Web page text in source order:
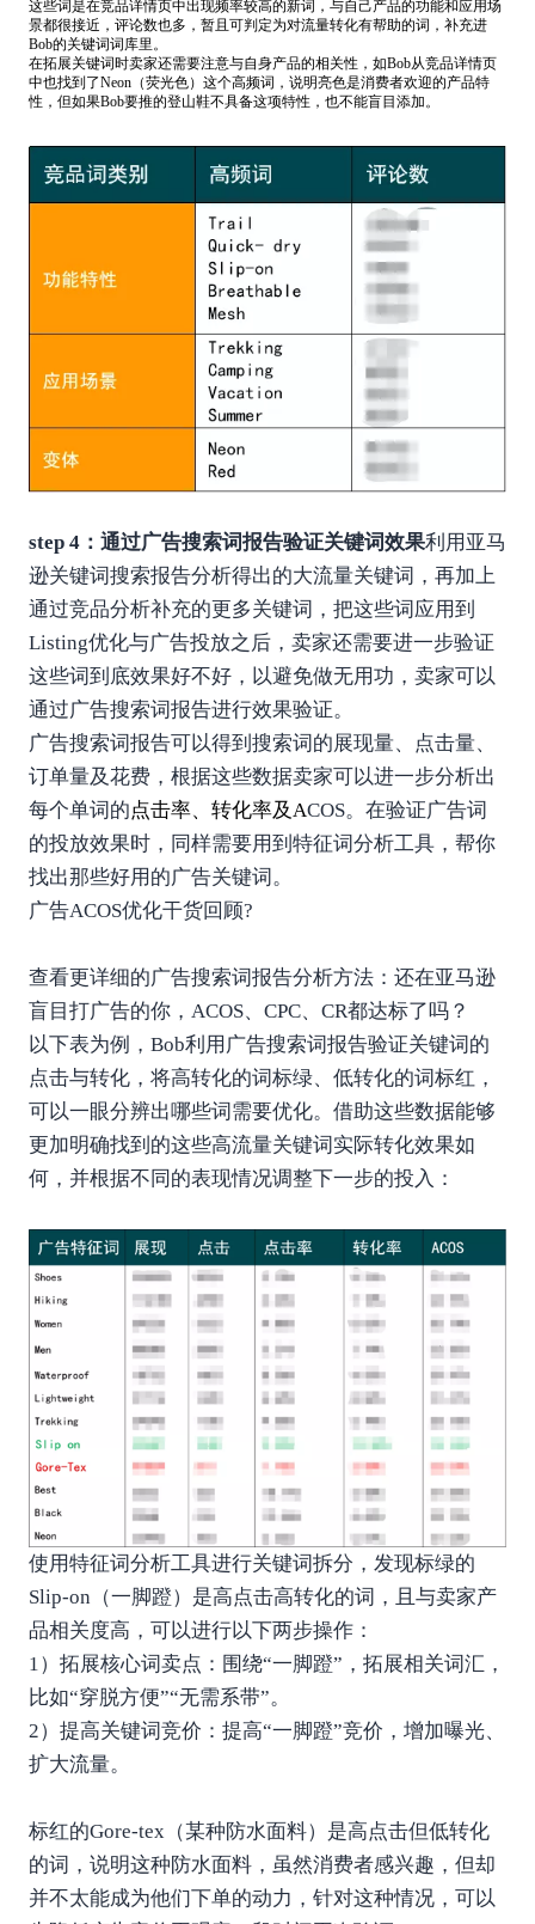
这些词是在竞品详情页中出现频率较高的新词，与自己产品的功能和应用场
景都很接近，评论数也多，暂且可判定为对流量转化有帮助的词，补充进
Bob的关键词词库里。
在拓展关键词时卖家还需要注意与自身产品的相关性，如Bob从竞品详情页
中也找到了Neon（荧光色）这个高频词，说明亮色是消费者欢迎的产品特
性，但如果Bob要推的登山鞋不具备这项特性，也不能盲目添加。
step 4：通过广告搜索词报告验证关键词效果利用亚马
逊关键词搜索报告分析得出的大流量关键词，再加上
通过竞品分析补充的更多关键词，把这些词应用到
Listing优化与广告投放之后，卖家还需要进一步验证
这些词到底效果好不好，以避免做无用功，卖家可以
通过广告搜索词报告进行效果验证。
广告搜索词报告可以得到搜索词的展现量、点击量、
订单量及花费，根据这些数据卖家可以进一步分析出
每个单词的点击率、 转化率及ACOS。在验证广告词
的投放效果时，同样需要用到特征词分析工具，帮你
找出那些好用的广告关键词。
广告ACOS优化干货回顾?
查看更详细的广告搜索词报告分析方法：还在亚马逊
盲目打广告的你，ACOS、CPC、CR都达标了吗？
以下表为例，Bob利用广告搜索词报告验证关键词的
点击与转化，将高转化的词标绿、低转化的词标红，
可以一眼分辨出哪些词需要优化。借助这些数据能够
更加明确找到的这些高流量关键词实际转化效果如
何，并根据不同的表现情况调整下一步的投入：
使用特征词分析工具进行关键词拆分，发现标绿的
Slip-on（一脚蹬）是高点击高转化的词，且与卖家产
品相关度高，可以进行以下两步操作：
1）拓展核心词卖点：围绕“一脚蹬”，拓展相关词汇，
比如“穿脱方便”“无需系带”。
2）提高关键词竞价：提高“一脚蹬”竞价，增加曝光、
扩大流量。
标红的Gore-tex（某种防水面料）是高点击但低转化
的词，说明这种防水面料，虽然消费者感兴趣，但却
并不太能成为他们下单的动力，针对这种情况，可以